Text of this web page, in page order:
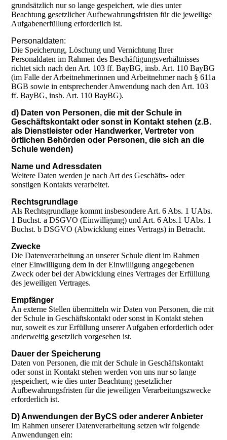
grundsätzlich nur so lange gespeichert, wie dies unter
Beachtung gesetzlicher Aufbewahrungsfristen für die jeweilige
Aufgabenerfüllung erforderlich ist.
Personaldaten:
Die Speicherung, Löschung und Vernichtung Ihrer
Personaldaten im Rahmen des Beschäftigungsverhältnisses
richtet sich nach den Art. 103 ff. BayBG, insb. Art. 110 BayBG
(im Falle der Arbeitnehmerinnen und Arbeitnehmer nach § 611a
BGB sowie in entsprechender Anwendung nach den Art. 103
ff. BayBG, insb. Art. 110 BayBG).
d) Daten von Personen, die mit der Schule in
Geschäftskontakt oder sonst in Kontakt stehen (z.B.
als Dienstleister oder Handwerker, Vertreter von
örtlichen Behörden oder Personen, die sich an die
Schule wenden)
Name und Adressdaten
Weitere Daten werden je nach Art des Geschäfts- oder
sonstigen Kontakts verarbeitet.
Rechtsgrundlage
Als Rechtsgrundlage kommt insbesondere Art. 6 Abs. 1 UAbs.
1 Buchst. a DSGVO (Einwilligung) und Art. 6 Abs.1 UAbs. 1
Buchst. b DSGVO (Abwicklung eines Vertrags) in Betracht.
Zwecke
Die Datenverarbeitung an unserer Schule dient im Rahmen
einer Einwilligung dem in der Einwilligung angegebenen
Zweck oder bei der Abwicklung eines Vertrages der Erfüllung
des jeweiligen Vertrages.
Empfänger
An externe Stellen übermitteln wir Daten von Personen, die mit
der Schule in Geschäftskontakt oder sonst in Kontakt stehen
nur, soweit es zur Erfüllung unserer Aufgaben erforderlich oder
anderweitig gesetzlich vorgesehen ist.
Dauer der Speicherung
Daten von Personen, die mit der Schule in Geschäftskontakt
oder sonst in Kontakt stehen werden von uns nur so lange
gespeichert, wie dies unter Beachtung gesetzlicher
Aufbewahrungsfristen für die jeweiligen Verarbeitungszwecke
erforderlich ist.
D) Anwendungen der ByCS oder anderer Anbieter
Im Rahmen unserer Datenverarbeitung setzen wir folgende
Anwendungen ein: